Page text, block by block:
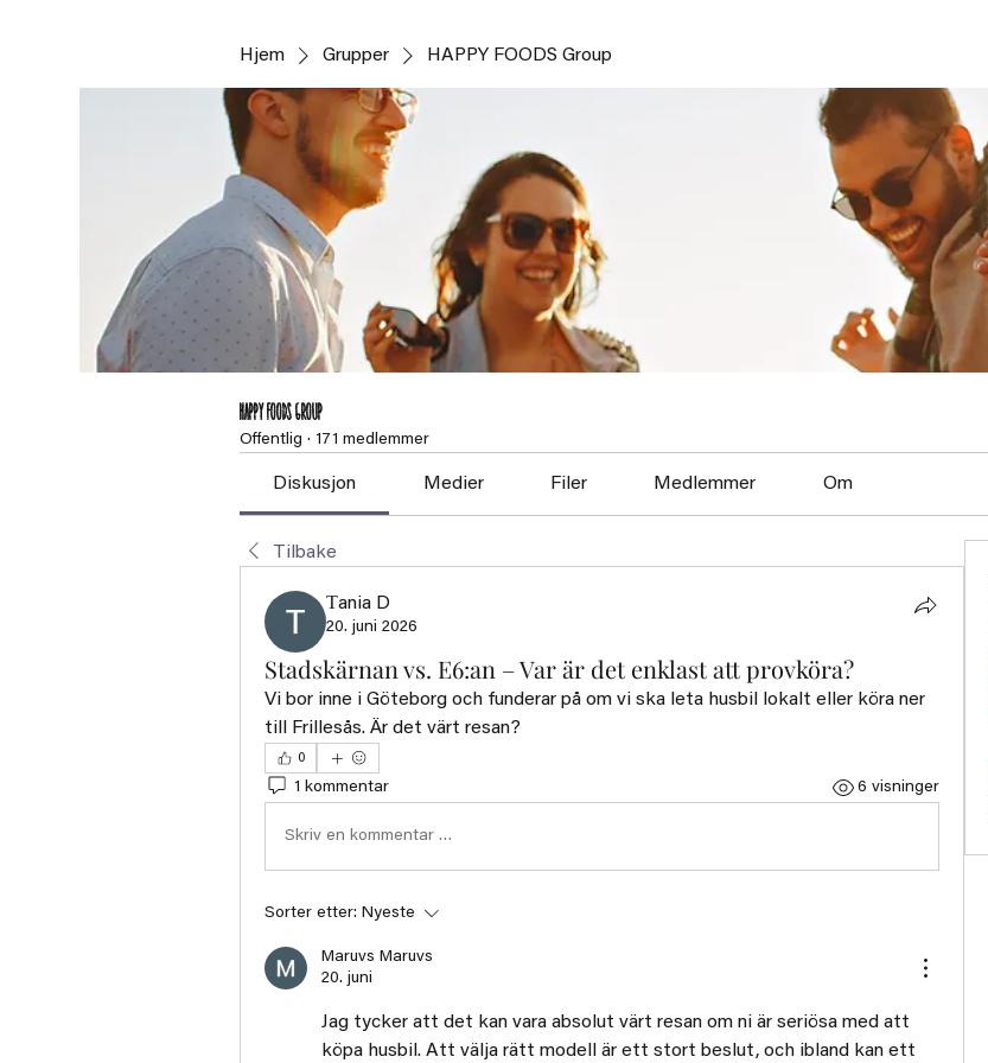
Hjem Grupper HAPPY FOODS Group
HAPPY FOODS Group
Offentlig · 171 medlemmer
Diskusjon Medier Filer Medlemmer Om
Tilbake
Тania D
20. juni 2026
Stadskärnan vs. E6:an – Var är det enklast att provköra?
Vi bor inne i Göteborg och funderar på om vi ska leta husbil lokalt eller köra ner
till Frillesås. Är det värt resan?
0
1 kommentar 6 visninger
Skriv en kommentar …
Sorter etter: Nyeste
Maruvs Maruvs
20. juni
Jag tycker att det kan vara absolut värt resan om ni är seriösa med att
köpa husbil. Att välja rätt modell är ett stort beslut, och ibland kan ett